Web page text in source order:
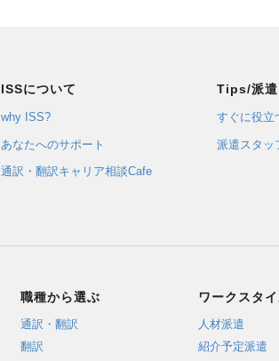
ISSについて
why ISS?
あなたへのサポート
通訳・翻訳キャリア相談Cafe
Tips/派遣
すぐに役立
派遣スタッ
職種から選ぶ
通訳・翻訳
翻訳
ワークスタ
人材派遣
紹介予定派遣